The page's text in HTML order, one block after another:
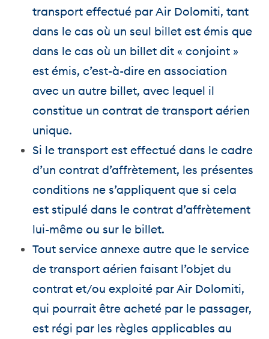
transport effectué par Air Dolomiti, tant
dans le cas où un seul billet est émis que
dans le cas où un billet dit « conjoint »
est émis, c’est-à-dire en association
avec un autre billet, avec lequel il
constitue un contrat de transport aérien
unique.
Si le transport est effectué dans le cadre
d’un contrat d’affrètement, les présentes
conditions ne s’appliquent que si cela
est stipulé dans le contrat d’affrètement
lui-même ou sur le billet.
Tout service annexe autre que le service
de transport aérien faisant l’objet du
contrat et/ou exploité par Air Dolomiti,
qui pourrait être acheté par le passager,
est régi par les règles applicables au